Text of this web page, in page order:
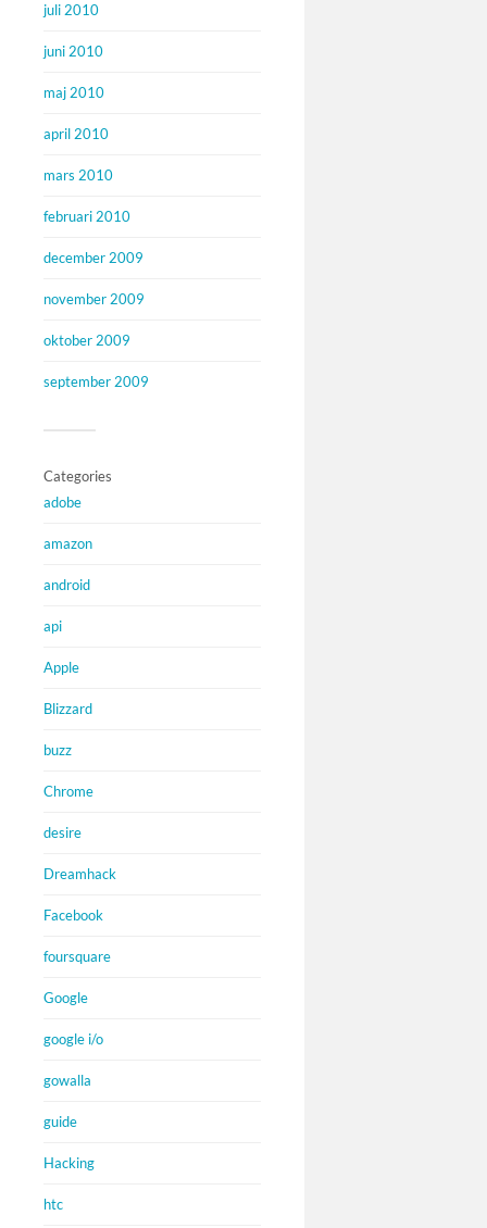
juli 2010
juni 2010
maj 2010
april 2010
mars 2010
februari 2010
december 2009
november 2009
oktober 2009
september 2009
Categories
adobe
amazon
android
api
Apple
Blizzard
buzz
Chrome
desire
Dreamhack
Facebook
foursquare
Google
google i/o
gowalla
guide
Hacking
htc